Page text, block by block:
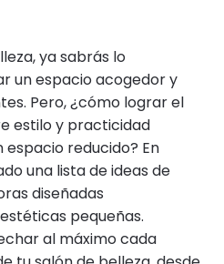
ya sabrás lo
un espacio acogedor y
Pero, ¿cómo lograr el
estilo y practicidad
reducido? En
una lista de ideas de
diseñadas
pequeñas.
al máximo cada